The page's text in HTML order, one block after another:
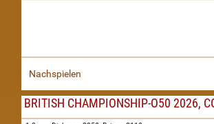
Nachspielen
BRITISH CHAMPIONSHIP-O50 2026,